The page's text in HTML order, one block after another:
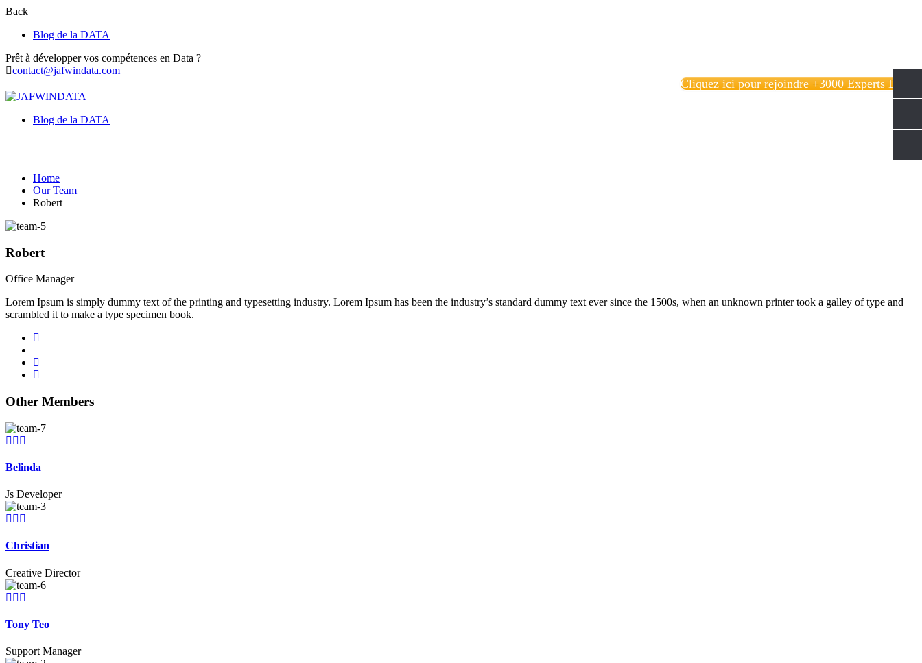
Back
Blog de la DATA
Prêt à développer vos compétences en Data ?
contact@jafwindata.com
Cliquez ici pour rejoindre +3000 Experts Data!
Blog de la DATA
Home
Our Team
Robert
Robert
Office Manager
Lorem Ipsum is simply dummy text of the printing and typesetting industry. Lorem Ipsum has been the industry’s standard dummy text ever since the 1500s, when an unknown printer took a galley of type and
scrambled it to make a type specimen book.
Other Members
Belinda
Js Developer
Christian
Creative Director
Tony Teo
Support Manager